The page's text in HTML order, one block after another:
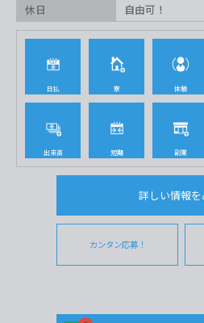
休日 自由可！
日払 寮 体験
出来高 短期 副業
詳しい情報を
カンタン応募！